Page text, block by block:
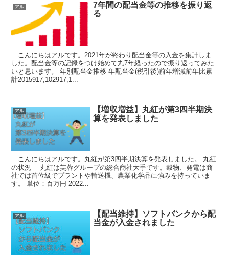
アル
7年間の配当金等の推移を振り返
る
こんにちはアルです。2021年が終わり配当金等の入金を集計しま
した。配当金等の記録をつけ始めて丸7年経ったので振り返ってみた
いと思います。 年別配当金推移 年配当金(税引後)前年増減前年比累
計2015917,102917,1...
アル
【増収増益】丸紅が第3四半期決
算を発表しました
こんにちはアルです。丸紅が第3四半期決算を発表しました。 丸紅
の状況 丸紅は芙蓉グループの総合商社大手です。穀物、発電は商
社では首位級でプラントや輸送機、農業化学品に強みを持っていま
す。 単位：百万円 2022...
アル
【配当維持】ソフトバンクから配
当金が入金されました